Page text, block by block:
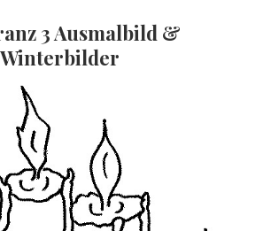
3 Ausmalbild &